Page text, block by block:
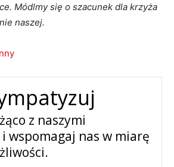
Módlmy się o szacunek dla krzyża
naszej.
z naszymi
wspomagaj nas w miarę